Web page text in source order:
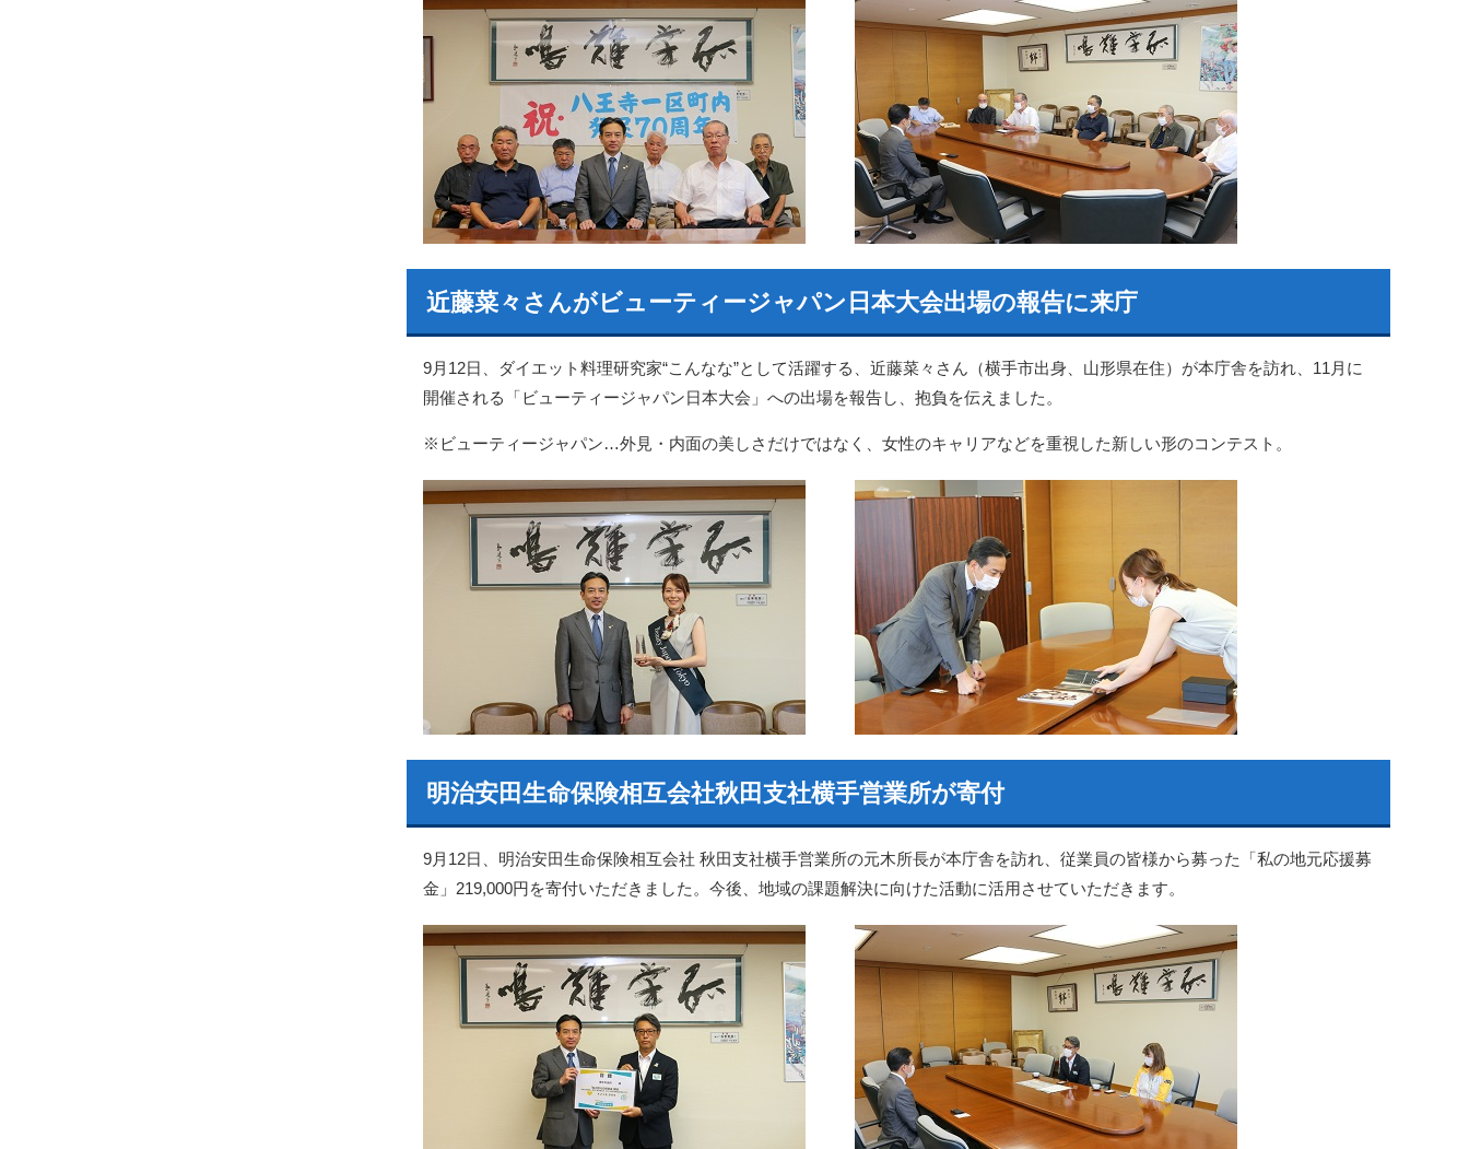
近藤菜々さんがビューティージャパン日本大会出場の報告に来庁
9月12日、ダイエット料理研究家“こんなな”として活躍する、近藤菜々さん（横手市出身、山形県在住）が本庁舎を訪れ、11月に
開催される「ビューティージャパン日本大会」への出場を報告し、抱負を伝えました。
※ビューティージャパン…外見・内面の美しさだけではなく、女性のキャリアなどを重視した新しい形のコンテスト。
明治安田生命保険相互会社秋田支社横手営業所が寄付
9月12日、明治安田生命保険相互会社 秋田支社横手営業所の元木所長が本庁舎を訪れ、従業員の皆様から募った「私の地元応援募
金」219,000円を寄付いただきました。今後、地域の課題解決に向けた活動に活用させていただきます。